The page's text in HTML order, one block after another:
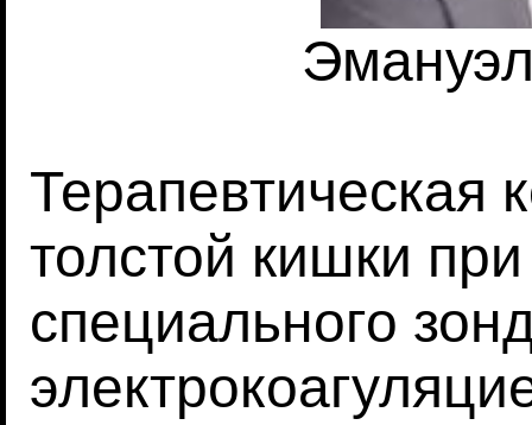
Терапевтическая
толстой кишки
специального